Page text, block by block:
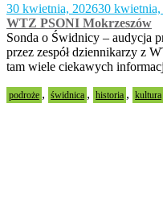
30 kwietnia, 202630 kwietnia,
WTZ PSONI Mokrzeszów
Sonda o Świdnicy – audycja
przez zespół dziennikarzy z
tam wiele ciekawych
podroże , świdnica , historia , kultura